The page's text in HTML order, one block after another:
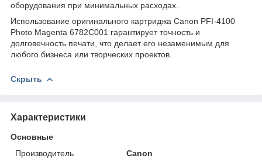
оборудования при минимальных расходах.
Использование оригинального картриджа Canon PFI-4100
Photo Magenta 6782C001 гарантирует точность и
долговечность печати, что делает его незаменимым для
любого бизнеса или творческих проектов.
Скрыть
Характеристики
Основные
Производитель
Canon